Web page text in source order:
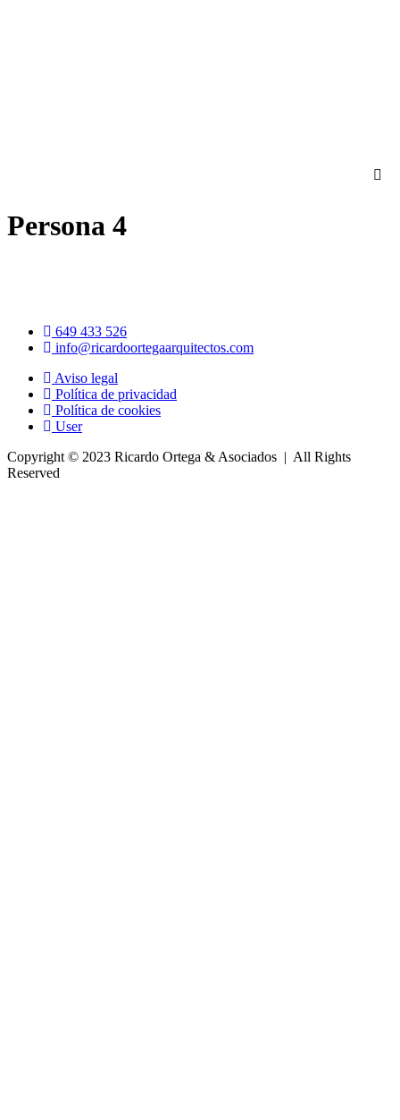
Persona 4
649 433 526
info@ricardoortegaarquitectos.com
Aviso legal
Política de privacidad
Política de cookies
User
Copyright © 2023 Ricardo Ortega & Asociados | All Rights
Reserved